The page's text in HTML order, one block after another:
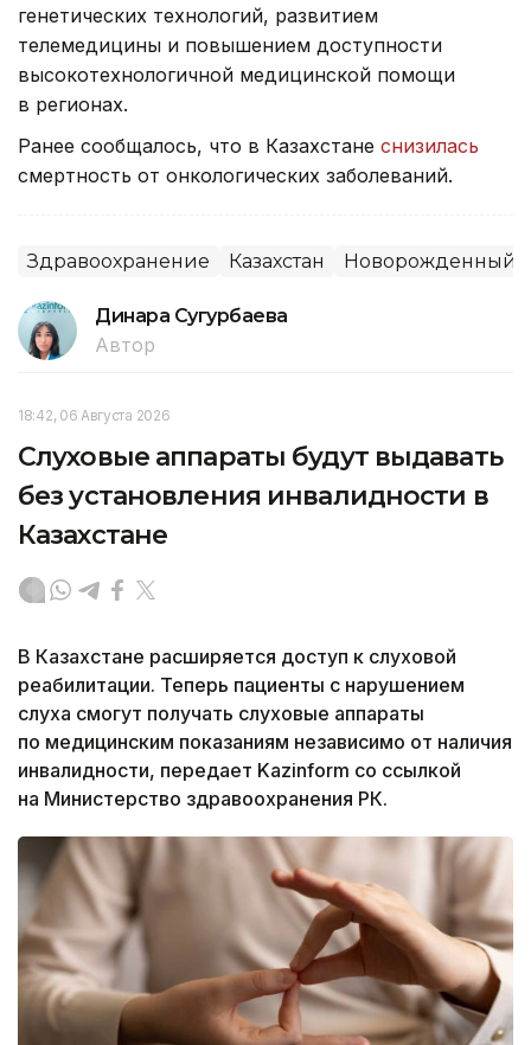
генетических технологий, развитием
телемедицины и повышением доступности
высокотехнологичной медицинской помощи
в регионах.
Ранее сообщалось, что в Казахстане снизилась
смертность от онкологических заболеваний.
Здравоохранение Казахстан Новорожденный
Динара Сугурбаева
Автор
18:42, 06 Августа 2026
Слуховые аппараты будут выдавать
без установления инвалидности в
Казахстане
В Казахстане расширяется доступ к слуховой
реабилитации. Теперь пациенты с нарушением
слуха смогут получать слуховые аппараты
по медицинским показаниям независимо от наличия
инвалидности, передает Kazinform со ссылкой
на Министерство здравоохранения РК.